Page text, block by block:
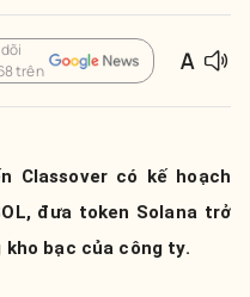
trên
Classover có kế hoạch
đưa token Solana trở
bạc của công ty.